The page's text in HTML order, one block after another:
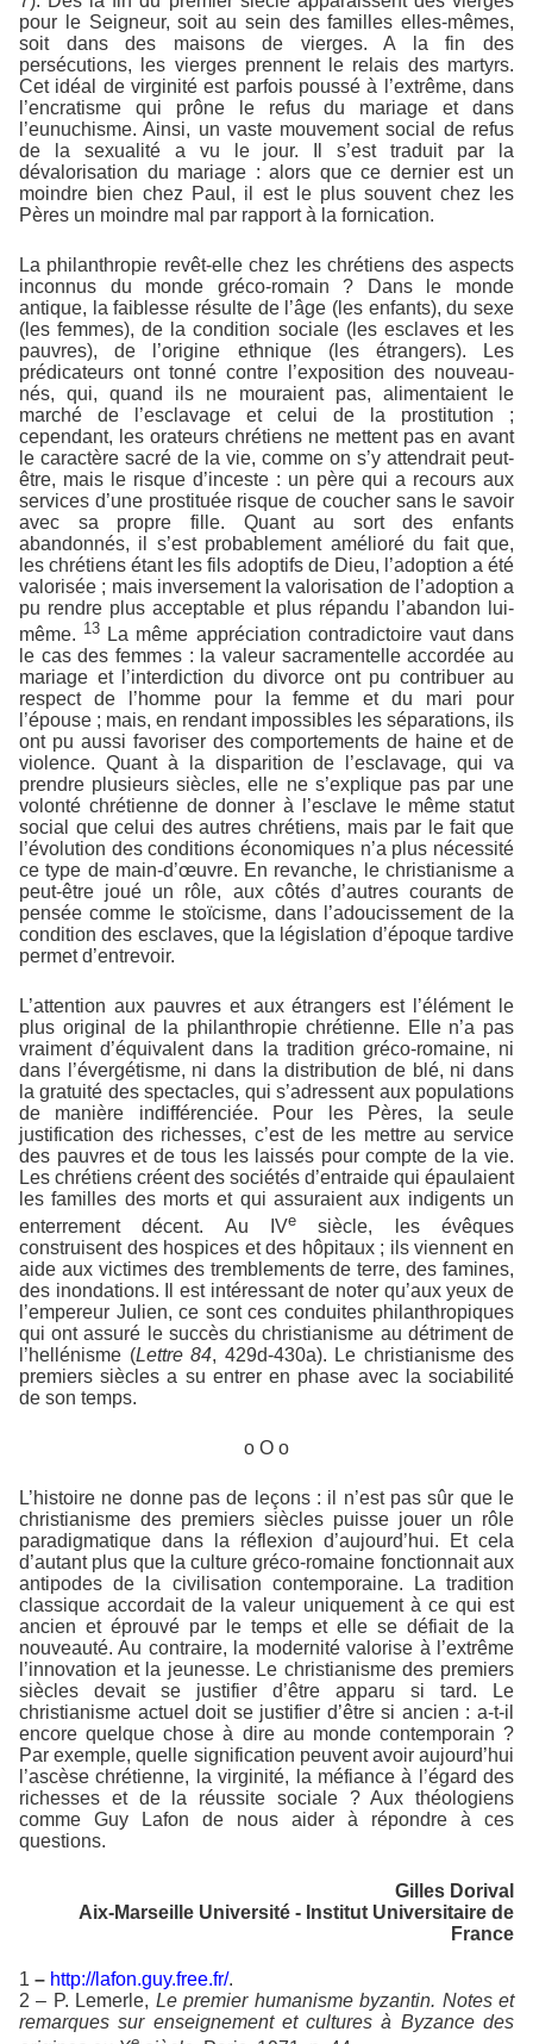
pour le Seigneur, soit au sein des familles elles-mêmes,
soit dans des maisons de vierges. A la fin des
persécutions, les vierges prennent le relais des martyrs.
Cet idéal de virginité est parfois poussé à l’extrême, dans
l’encratisme qui prône le refus du mariage et dans
l’eunuchisme. Ainsi, un vaste mouvement social de refus
de la sexualité a vu le jour. Il s’est traduit par la
dévalorisation du mariage : alors que ce dernier est un
moindre bien chez Paul, il est le plus souvent chez les
Pères un moindre mal par rapport à la fornication.
La philanthropie revêt-elle chez les chrétiens des aspects
inconnus du monde gréco-romain ? Dans le monde
antique, la faiblesse résulte de l’âge (les enfants), du sexe
(les femmes), de la condition sociale (les esclaves et les
pauvres), de l’origine ethnique (les étrangers). Les
prédicateurs ont tonné contre l’exposition des nouveau-
nés, qui, quand ils ne mouraient pas, alimentaient le
marché de l’esclavage et celui de la prostitution ;
cependant, les orateurs chrétiens ne mettent pas en avant
le caractère sacré de la vie, comme on s’y attendrait peut-
être, mais le risque d’inceste : un père qui a recours aux
services d’une prostituée risque de coucher sans le savoir
avec sa propre fille. Quant au sort des enfants
abandonnés, il s’est probablement amélioré du fait que,
les chrétiens étant les fils adoptifs de Dieu, l’adoption a été
valorisée ; mais inversement la valorisation de l’adoption a
pu rendre plus acceptable et plus répandu l’abandon lui-
même. 13 La même appréciation contradictoire vaut dans
le cas des femmes : la valeur sacramentelle accordée au
mariage et l’interdiction du divorce ont pu contribuer au
respect de l’homme pour la femme et du mari pour
l’épouse ; mais, en rendant impossibles les séparations, ils
ont pu aussi favoriser des comportements de haine et de
violence. Quant à la disparition de l’esclavage, qui va
prendre plusieurs siècles, elle ne s’explique pas par une
volonté chrétienne de donner à l’esclave le même statut
social que celui des autres chrétiens, mais par le fait que
l’évolution des conditions économiques n’a plus nécessité
ce type de main-d’œuvre. En revanche, le christianisme a
peut-être joué un rôle, aux côtés d’autres courants de
pensée comme le stoïcisme, dans l’adoucissement de la
condition des esclaves, que la législation d’époque tardive
permet d’entrevoir.
L’attention aux pauvres et aux étrangers est l’élément le
plus original de la philanthropie chrétienne. Elle n’a pas
vraiment d’équivalent dans la tradition gréco-romaine, ni
dans l’évergétisme, ni dans la distribution de blé, ni dans
la gratuité des spectacles, qui s’adressent aux populations
de manière indifférenciée. Pour les Pères, la seule
justification des richesses, c’est de les mettre au service
des pauvres et de tous les laissés pour compte de la vie.
Les chrétiens créent des sociétés d’entraide qui épaulaient
les familles des morts et qui assuraient aux indigents un
enterrement décent. Au IVe siècle, les évêques
construisent des hospices et des hôpitaux ; ils viennent en
aide aux victimes des tremblements de terre, des famines,
des inondations. Il est intéressant de noter qu’aux yeux de
l’empereur Julien, ce sont ces conduites philanthropiques
qui ont assuré le succès du christianisme au détriment de
l’hellénisme (Lettre 84, 429d-430a). Le christianisme des
premiers siècles a su entrer en phase avec la sociabilité
de son temps.
o O o
L’histoire ne donne pas de leçons : il n’est pas sûr que le
christianisme des premiers siècles puisse jouer un rôle
paradigmatique dans la réflexion d’aujourd’hui. Et cela
d’autant plus que la culture gréco-romaine fonctionnait aux
antipodes de la civilisation contemporaine. La tradition
classique accordait de la valeur uniquement à ce qui est
ancien et éprouvé par le temps et elle se défiait de la
nouveauté. Au contraire, la modernité valorise à l’extrême
l’innovation et la jeunesse. Le christianisme des premiers
siècles devait se justifier d’être apparu si tard. Le
christianisme actuel doit se justifier d’être si ancien : a-t-il
encore quelque chose à dire au monde contemporain ?
Par exemple, quelle signification peuvent avoir aujourd’hui
l’ascèse chrétienne, la virginité, la méfiance à l’égard des
richesses et de la réussite sociale ? Aux théologiens
comme Guy Lafon de nous aider à répondre à ces
questions.
Gilles Dorival
Aix-Marseille Université - Institut Universitaire de
France
1 – http://lafon.guy.free.fr/.
2 – P. Lemerle, Le premier humanisme byzantin. Notes et
remarques sur enseignement et cultures à Byzance des